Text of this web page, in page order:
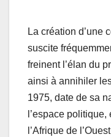
La création d’une
suscite
freinent l’élan du
ainsi à annihiler
1975, date de sa
l’espace
l’Afrique de